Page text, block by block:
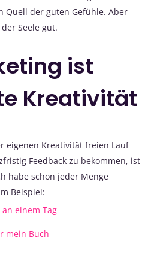
Quell der guten Gefühle. Aber
Seele gut.
ist
Kreativität
eigenen Kreativität freien Lauf
Feedback zu bekommen, ist
habe schon jeder Menge
Beispiel:
einem Tag
mein Buch